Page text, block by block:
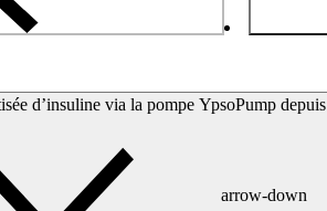
d’insuline via la pompe YpsoPump depuis
arrow-down